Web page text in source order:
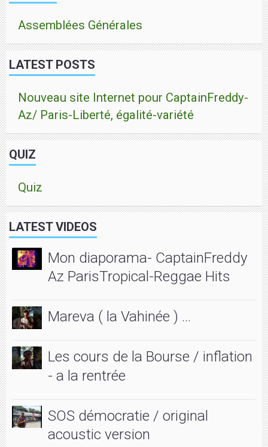
Assemblées Générales
LATEST POSTS
Nouveau site Internet pour CaptainFreddy-
Az/ Paris-Liberté, égalité-variété
QUIZ
Quiz
LATEST VIDEOS
Mon diaporama- CaptainFreddy
Az ParisTropical-Reggae Hits
Mareva ( la Vahinée ) ...
Les cours de la Bourse / inflation
- a la rentrée
SOS démocratie / original
acoustic version